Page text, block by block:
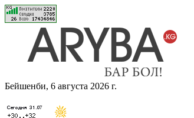
Бейшенби, 6 августа 2026 г.